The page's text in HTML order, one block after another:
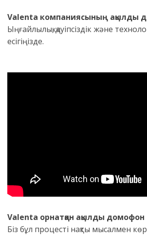
Valenta компаниясының ақылды
Ыңғайлылық, қауіпсіздік және
есігіңізде.
Valenta орнатқан ақылды домофон
Біз бұл процесті нақты мысалмен